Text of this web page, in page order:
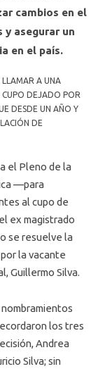
cambios en el
asegurar un
en el país.
A UNA
CUPO DEJADO POR
DESDE UN AÑO Y
DE
el Pleno de la
—para
al cupo de
ex magistrado
se resuelve la
la vacante
Guillermo Silva.
los tres
Andrea
Silva; sin